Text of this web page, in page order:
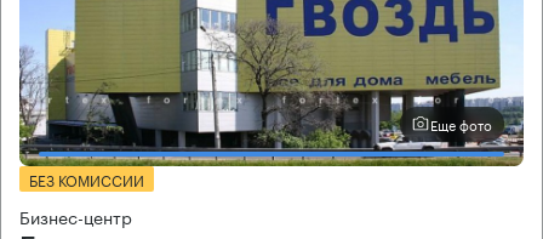
Еще фото
БЕЗ КОМИССИИ
Бизнес-центр